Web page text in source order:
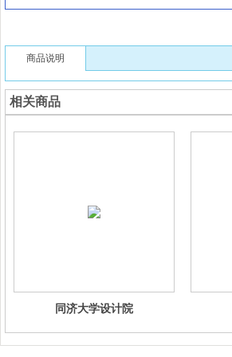
商品说明
相关商品
同济大学设计院